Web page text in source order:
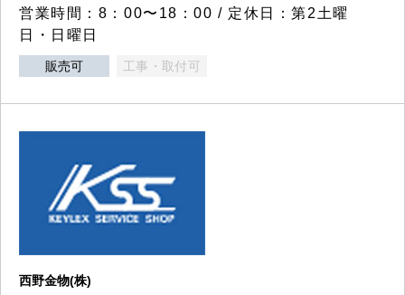
営業時間：8：00〜18：00 / 定休日：第2土曜
日・日曜日
販売可 工事・取付可
西野金物(株)